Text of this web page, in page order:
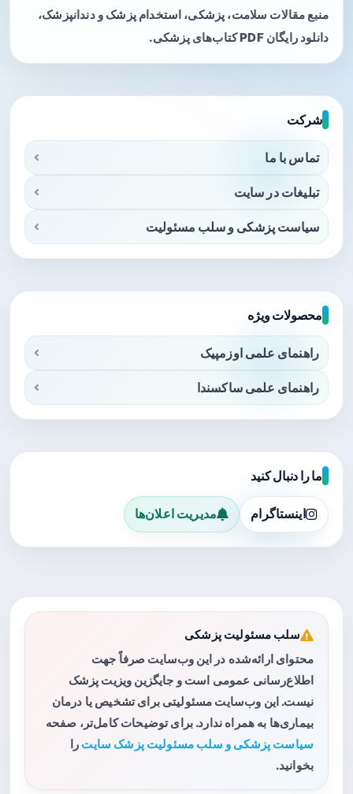
منبع مقالات سلامت، پزشکی، استخدام پزشک و دندانپزشک،
دانلود رایگان PDF کتاب‌های پزشکی.
شرکت
تماس با ما
تبلیغات در سایت
سیاست پزشکی و سلب مسئولیت
محصولات ویژه
راهنمای علمی اوزمپیک
راهنمای علمی ساکسندا
ما را دنبال کنید
اینستاگرام مدیریت اعلان‌ها
سلب مسئولیت پزشکی
محتوای ارائه‌شده در این وب‌سایت صرفاً جهت
اطلاع‌رسانی عمومی است و جایگزین ویزیت پزشک
نیست. این وب‌سایت مسئولیتی برای تشخیص یا درمان
بیماری‌ها به همراه ندارد. برای توضیحات کامل‌تر، صفحه
سیاست پزشکی و سلب مسئولیت پزشک سایت را
بخوانید.